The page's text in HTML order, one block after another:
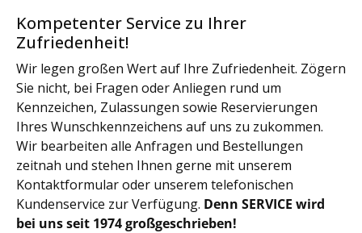
Kompetenter Service zu Ihrer
Zufriedenheit!
Wir legen großen Wert auf Ihre Zufriedenheit. Zögern
Sie nicht, bei Fragen oder Anliegen rund um
Kennzeichen, Zulassungen sowie Reservierungen
Ihres Wunschkennzeichens auf uns zu zukommen.
Wir bearbeiten alle Anfragen und Bestellungen
zeitnah und stehen Ihnen gerne mit unserem
Kontaktformular oder unserem telefonischen
Kundenservice zur Verfügung. Denn SERVICE wird
bei uns seit 1974 großgeschrieben!